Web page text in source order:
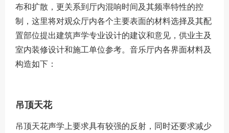
布和扩散，更关系到厅内混响时间及其频率特性的控
制，这里将对观众厅内各个主要表面的材料选择及其配
置部位提出建筑声学专业设计的建议和意见，供业主及
室内装修设计和施工单位参考。音乐厅内各界面材料及
构造如下：
吊顶天花
吊顶天花声学上要求具有较强的反射，同时还要求减少